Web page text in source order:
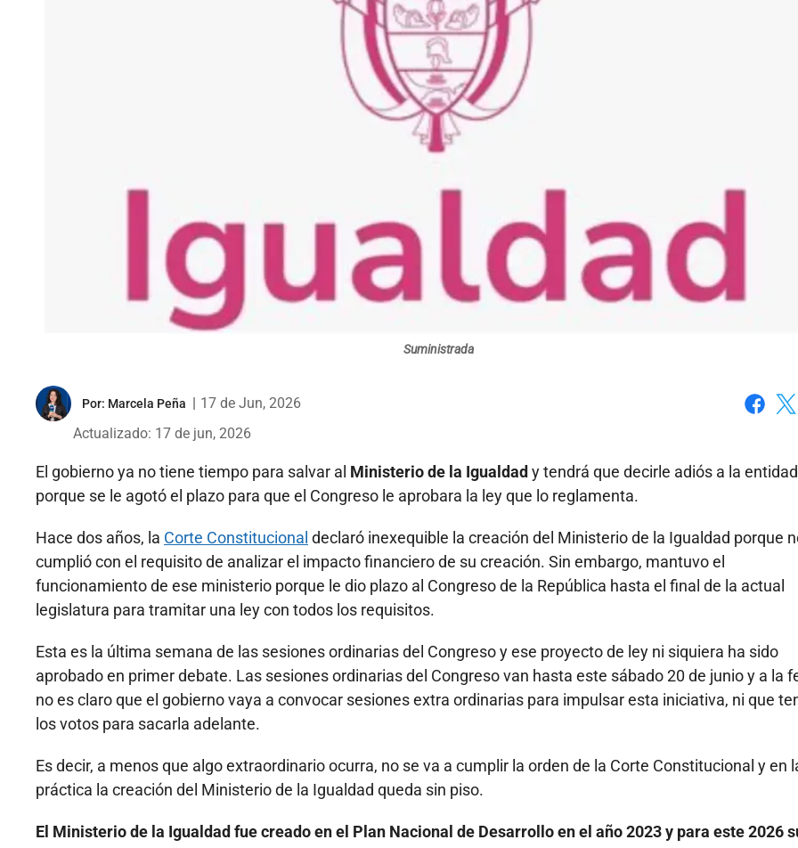
Suministrada
Por: Marcela Peña
17 de Jun, 2026
Actualizado: 17 de jun, 2026
El gobierno ya no tiene tiempo para salvar al Ministerio de la Igualdad y tendrá que decirle adiós a la
porque se le agotó el plazo para que el Congreso le aprobara la ley que lo reglamenta.
Hace dos años, la Corte Constitucional declaró inexequible la creación del Ministerio de la Igualdad porque
cumplió con el requisito de analizar el impacto financiero de su creación. Sin embargo, mantuvo el
funcionamiento de ese ministerio porque le dio plazo al Congreso de la República hasta el final de la actual
legislatura para tramitar una ley con todos los requisitos.
Esta es la última semana de las sesiones ordinarias del Congreso y ese proyecto de ley ni siquiera ha sido
aprobado en primer debate. Las sesiones ordinarias del Congreso van hasta este sábado 20 de junio y a la
no es claro que el gobierno vaya a convocar sesiones extra ordinarias para impulsar esta iniciativa, ni que
los votos para sacarla adelante.
Es decir, a menos que algo extraordinario ocurra, no se va a cumplir la orden de la Corte Constitucional y en
práctica la creación del Ministerio de la Igualdad queda sin piso.
El Ministerio de la Igualdad fue creado en el Plan Nacional de Desarrollo en el año 2023 y para este 2026